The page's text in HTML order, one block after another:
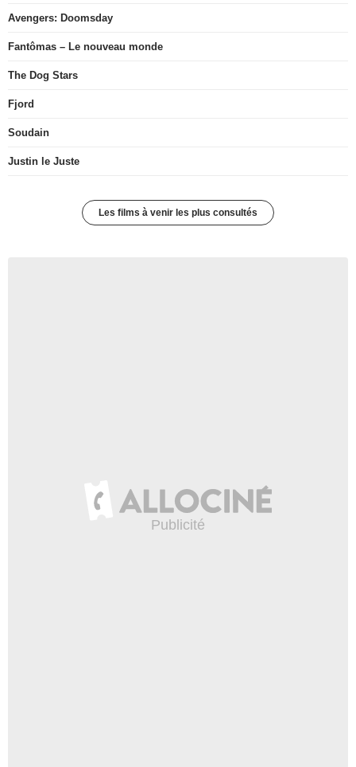
Avengers: Doomsday
Fantômas – Le nouveau monde
The Dog Stars
Fjord
Soudain
Justin le Juste
Les films à venir les plus consultés